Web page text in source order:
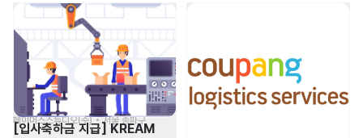
페이머스스튜디오(주) • 서울 송파구
[입사축하금 지급] KREAM